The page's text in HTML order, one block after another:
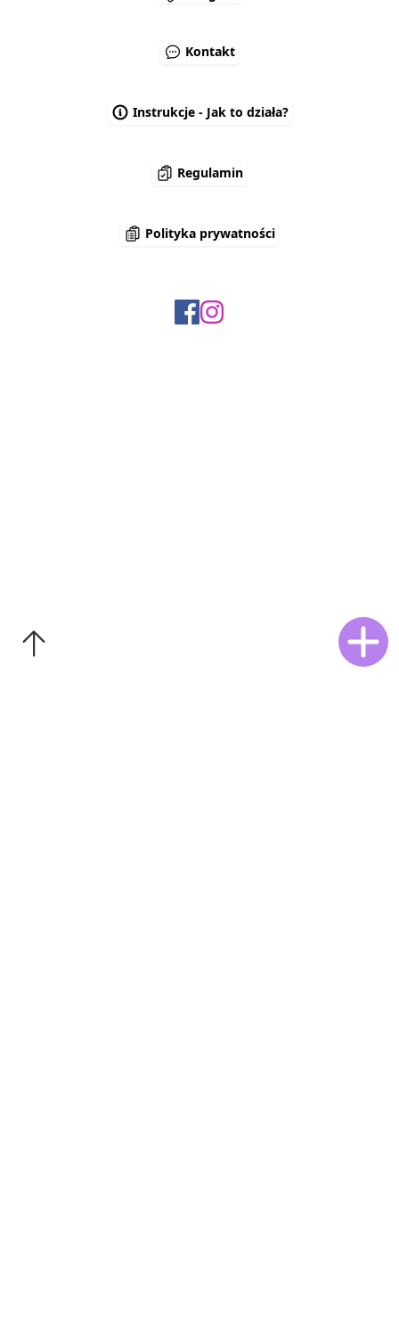
Kontakt
Instrukcje - Jak to działa?
Regulamin
Polityka prywatności